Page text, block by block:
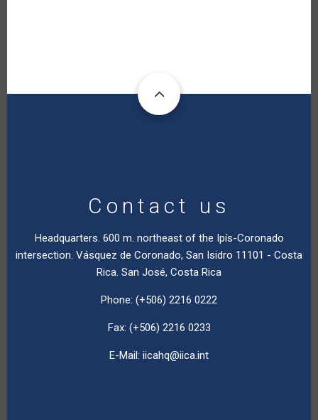
Contact us
Headquarters. 600 m. northeast of the Ipís-Coronado
intersection. Vásquez de Coronado, San Isidro 11101 - Costa
Rica. San José, Costa Rica
Phone: (+506) 2216 0222
Fax: (+506) 2216 0233
E-Mail: iicahq@iica.int